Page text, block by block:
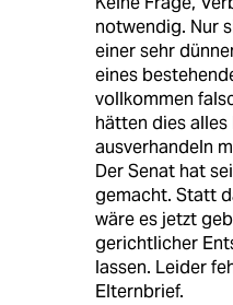
notwendig. Nur
einer sehr
eines
vollkommen
hätten dies
ausverhandeln
Der Senat hat
gemacht. Statt
wäre es jetzt
gerichtlicher
lassen. Leider
Elternbrief.